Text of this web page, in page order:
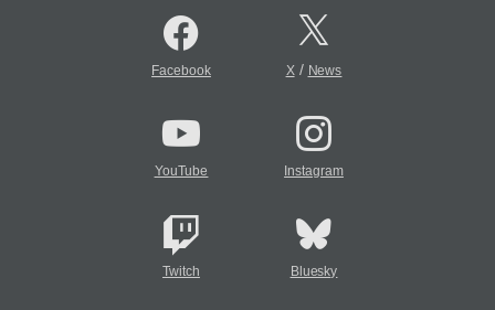
Facebook X/ News
YouTube Instagram
Twitch Bluesky